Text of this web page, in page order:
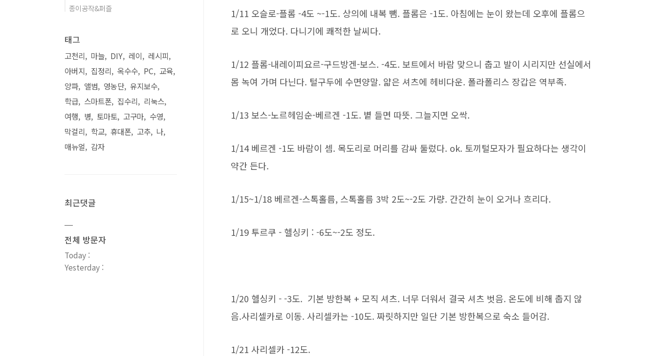
1/11 오슬로-플롬 -4도 ~-1도. 상의에 내복 뺌. 플롬은 -1도. 아침에는 눈이 왔는데 오후에 플롬으
로 오니 개었다. 다니기에 쾌적한 날씨다.
1/12 플롬-내레이피요르-구드방겐-보스. -4도. 보트에서 바람 맞으니 춥고 발이 시리지만 선실에서
몸 녹여 가며 다닌다. 털구두에 수면양말. 얇은 셔츠에 헤비다운. 폴라폴리스 장갑은 역부족.
1/13 보스-노르헤임순-베르겐 -1도. 볕 들면 따뜻. 그늘지면 오싹.
1/14 베르겐 -1도 바람이 셈. 목도리로 머리를 감싸 둘렀다. ok. 토끼털모자가 필요하다는 생각이
약간 든다.
1/15~1/18 베르겐-스톡홀름, 스톡홀름 3박 2도~-2도 가량. 간간히 눈이 오거나 흐리다.
​1/19 투르쿠 - 헬싱키 : -6도~-2도 정도.
1/20 헬싱키 - -3도. 기본 방한복 + 모직 셔츠. 너무 더워서 결국 셔츠 벗음. 온도에 비해 춥지 않
음.사리셀카로 이동. 사리셀카는 -10도. 짜릿하지만 일단 기본 방한복으로 숙소 들어감.
1/21 사리셀카 -12도.
종이공작&퍼즐
태그
고천리 마늘 DIY 레이
레시피
아버지
집정리 옥수수 PC
교육
양파 앨범 영농단 유지보수
학급 스마트폰 집수리
리눅스
여행
병 토마토 고구마 수영
막걸리
학교 휴대폰 고추 나
매뉴얼
감자
최근댓글
전체 방문자
Today :
Yesterday :